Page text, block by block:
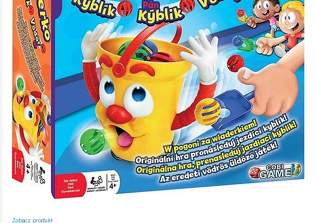
Zobacz produkt